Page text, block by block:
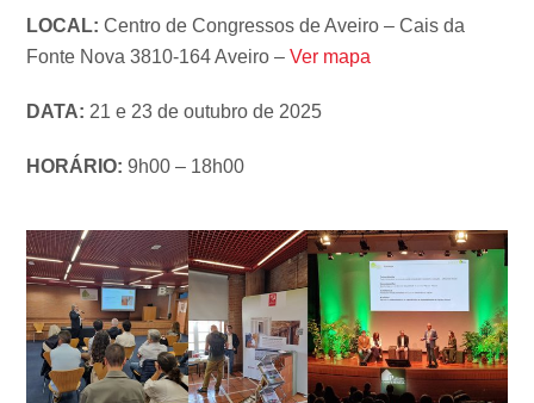
LOCAL:Centro de Congressos de Aveiro – Cais da
Fonte Nova 3810-164 Aveiro –Ver mapa
DATA: 21 e 23 de outubro de 2025
HORÁRIO: 9h00 – 18h00